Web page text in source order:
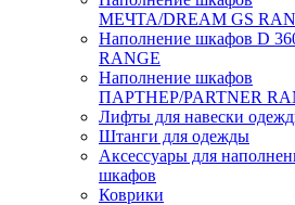
МЕЧТА/DREAM GS
Наполнение шкафов D
RANGE
Наполнение шкафов
ПАРТНЕР/PARTNER
Лифты для навески
Штанги для одежды
Аксессуары для
шкафов
Коврики